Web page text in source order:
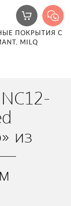
ПОКРЫТИЯ С
MILQ
из
—